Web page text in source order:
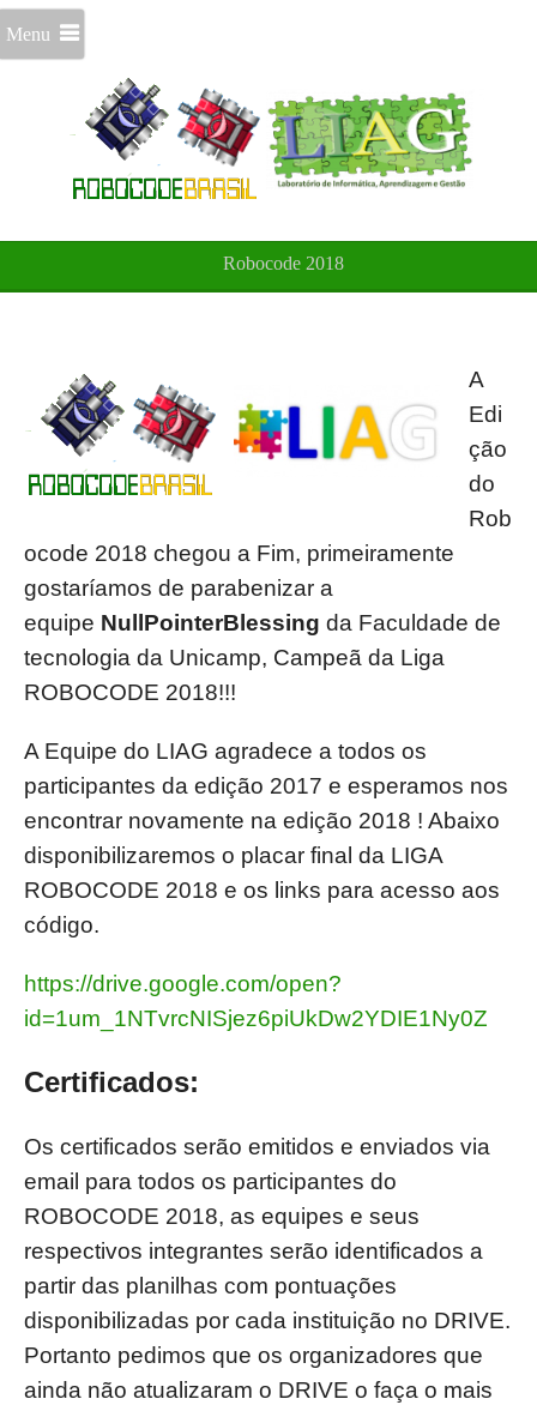
Menu
Robocode 2018
A
Edi
ção
do
Rob
ocode 2018 chegou a Fim, primeiramente
gostaríamos de parabenizar a
equipe NullPointerBlessing da Faculdade de
tecnologia da Unicamp, Campeã da Liga
ROBOCODE 2018!!!
A Equipe do LIAG agradece a todos os
participantes da edição 2017 e esperamos nos
encontrar novamente na edição 2018 ! Abaixo
disponibilizaremos o placar final da LIGA
ROBOCODE 2018 e os links para acesso aos
código.
https://drive.google.com/open?
id=1um_1NTvrcNISjez6piUkDw2YDIE1Ny0Z
Certificados:
Os certificados serão emitidos e enviados via
email para todos os participantes do
ROBOCODE 2018, as equipes e seus
respectivos integrantes serão identificados a
partir das planilhas com pontuações
disponibilizadas por cada instituição no DRIVE.
Portanto pedimos que os organizadores que
ainda não atualizaram o DRIVE o faça o mais